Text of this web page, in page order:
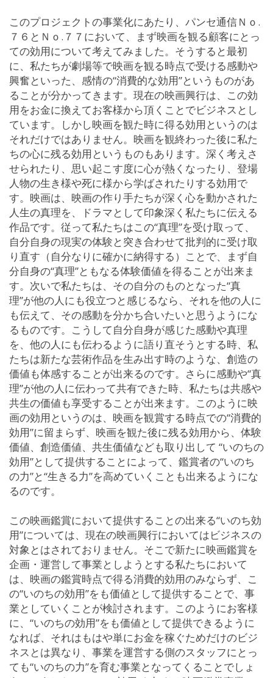
このプロジェクトの事業化にあたり、パンセ通信Ｎｏ.
７６とＮｏ.７７において、まず映画を観る顧客にとっ
ての効用について考えてみました。そうすると最初
に、私たちが劇場等で映画を観る時点で受ける感動や
興奮といった、感情の“消費的な効用”というものがあ
ることが分かってきます。現在の映画興行は、この効
用をお金に換えてお客様から頂くことでビジネスとし
ています。しかし映画を観た時に得る効用というのは
それだけではありません。映画を観終わった後に私た
ちの心に残る効用というものもあります。深く考えさ
せられたり、思い起こす度に心が熱くなったり、登場
人物の生き様や死に様から学ばされたりする効用で
す。映画は、映画の作り手たちが深く心を動かされた
人生の真理を、ドラマとして印象深く私たちに伝える
作品です。従って私たちはこの“真理”を受け取って、
自分自身の現実の体験と突き合わせて批判的に受け取
り直す（自分なりに確かに納得する）ことで、まず自
分自身の“真理”ともなる体験価値を得ることが出来ま
す。次いで私たちは、その自分のものとなった“真
理”が他の人にも役立つと感じるなら、それを他の人に
も伝えて、その感動を分かち合いたいと思うようにな
るものです。こうして自分自身が感じた感動や真理
を、他の人にも伝わるように語り直そうとする時、私
たちは新たな芸術作品を生み出す時のような、創造の
価値も体感することが出来るのです。さらに感動や“真
理”が他の人に伝わって共有できた時、私たちは共感や
共生の価値も享受することが出来ます。このように映
画の効用というのは、映画を観賞する時点での“消費的
効用”に留まらず、映画を観た後に残る効用から、体験
価値、創造価値、共生価値なども取り出して “いのちの
効用”として提供することによって、鑑賞者の“いのち
の力”と“生きる力”を高めていくことも出来るようにな
るのです。
この映画鑑賞において提供することの出来る“いのち効
用”については、現在の映画興行においてはビジネスの
対象とはされておりません。そこで新たに映画鑑賞を
企画・運営して事業としようとする私たちにおいて
は、映画の鑑賞時点で得る消費的効用のみならず、こ
の“いのちの効用”をも価値として提供することで、事
業としていくことが検討されます。このようにお客様
に、“いのちの効用”をも価値として提供できるように
なれば、それはもはや単にお金を稼ぐためだけのビジ
ネスとは異なり、事業を運営する側のスタッフにとっ
ても“いのちの力”を育む事業となってくることでしょ